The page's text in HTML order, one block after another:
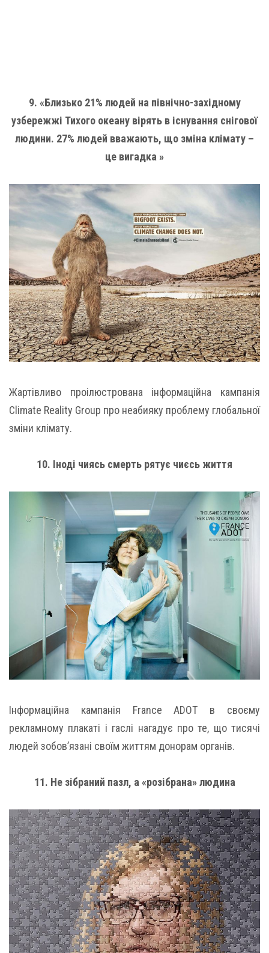
9. «Близько 21% людей на північно-західному
узбережжі Тихого океану вірять в існування снігової
людини. 27% людей вважають, що зміна клімату –
це вигадка »
Жартівливо проілюстрована інформаційна кампанія
Climate Reality Group про неабияку проблему глобальної
зміни клімату.
10. Іноді чиясь смерть рятує чиєсь життя
Інформаційна кампанія France ADOT в своєму
рекламному плакаті і гаслі нагадує про те, що тисячі
людей зобов’язані своїм життям донорам органів.
11. Не зібраний пазл, а «розібрана» людина